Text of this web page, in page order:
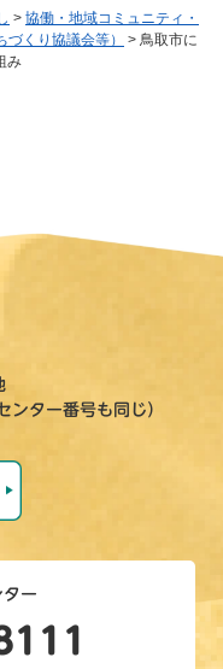
> 協働・地域コミュニティ・
くり協議会等） > 鳥取市に
み
ター番号も同じ）
ー